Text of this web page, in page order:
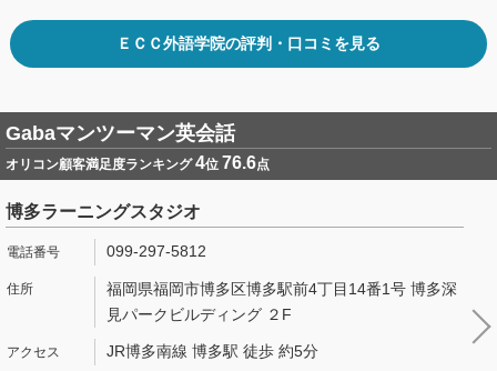
ＥＣＣ外語学院の評判・口コミを見る
Gabaマンツーマン英会話
オリコン顧客満足度ランキング4位 76.6点
博多ラーニングスタジオ
099-297-5812
福岡県福岡市博多区博多駅前4丁目14番1号 博多深
見パークビルディング ２F
JR博多南線 博多駅 徒歩 約5分